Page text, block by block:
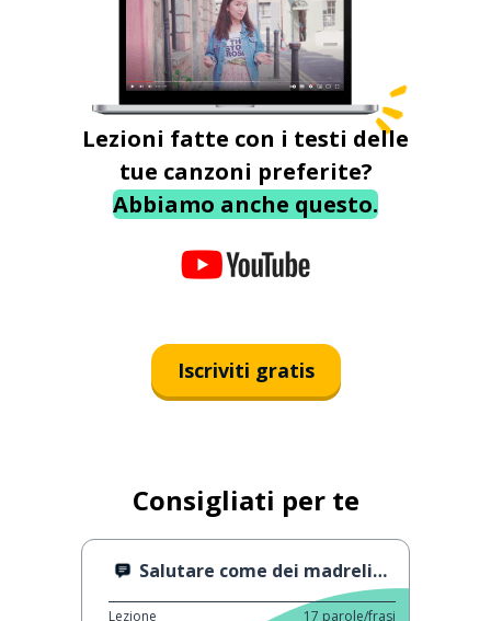
Lezioni fatte con i testi delle
tue canzoni preferite?
Abbiamo anche questo.
Iscriviti gratis
Consigliati per te
Salutare come dei madrelingua
Lezione 17 parole/frasi